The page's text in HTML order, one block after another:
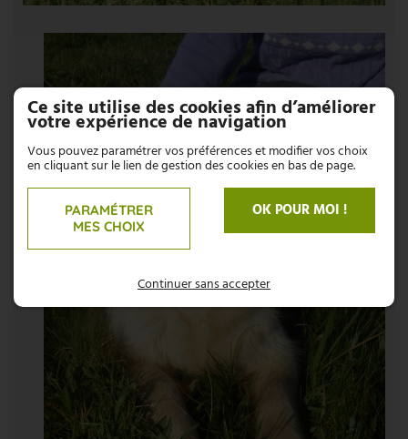
Ce site utilise des cookies afin d’améliorer
votre expérience de navigation
Vous pouvez paramétrer vos préférences et modifier vos choix
en cliquant sur le lien de gestion des cookies en bas de page.
PARAMÉTRER
MES CHOIX
OK POUR MOI !
Continuer sans accepter